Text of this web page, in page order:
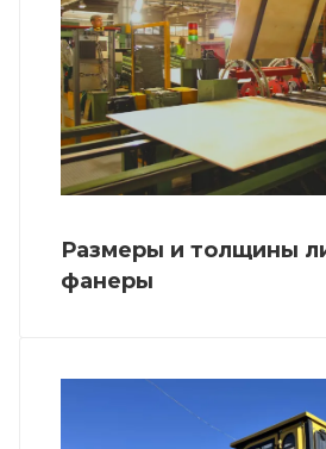
Размеры и толщины
фанеры